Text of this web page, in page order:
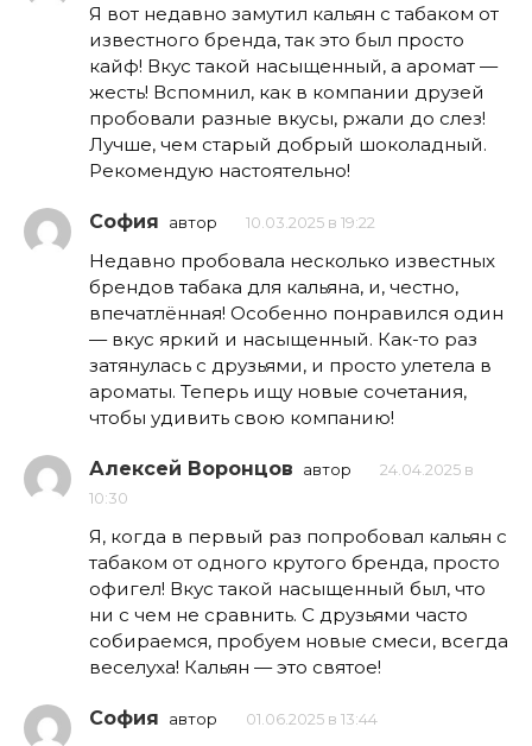
Я вот недавно замутил кальян с табаком от
известного бренда, так это был просто
кайф! Вкус такой насыщенный, а аромат —
жесть! Вспомнил, как в компании друзей
пробовали разные вкусы, ржали до слез!
Лучше, чем старый добрый шоколадный.
Рекомендую настоятельно!
София автор 10.03.2025 в 19:22
Недавно пробовала несколько известных
брендов табака для кальяна, и, честно,
впечатлённая! Особенно понравился один
— вкус яркий и насыщенный. Как-то раз
затянулась с друзьями, и просто улетела в
ароматы. Теперь ищу новые сочетания,
чтобы удивить свою компанию!
Алексей Воронцов автор
24.04.2025 в
10:30
Я, когда в первый раз попробовал кальян с
табаком от одного крутого бренда, просто
офигел! Вкус такой насыщенный был, что
ни с чем не сравнить. С друзьями часто
собираемся, пробуем новые смеси, всегда
веселуха! Кальян — это святое!
София автор 01.06.2025 в 13:44